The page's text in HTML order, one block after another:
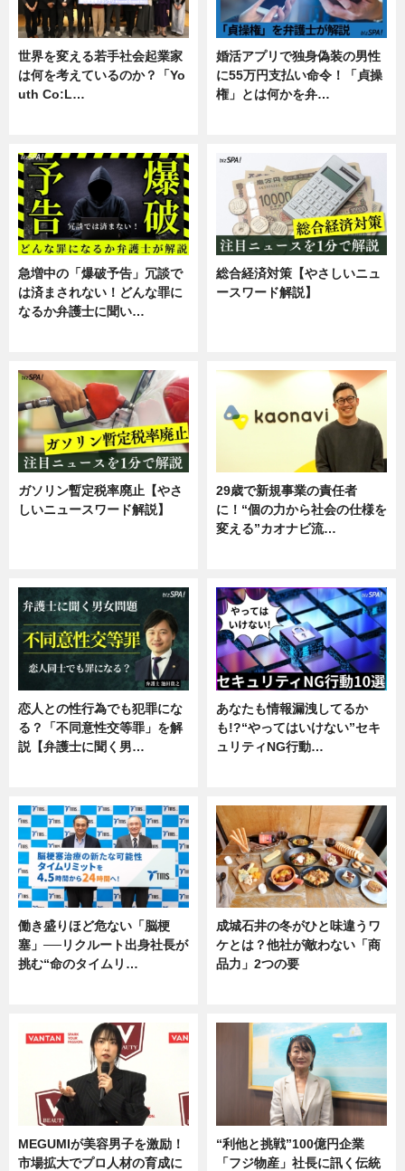
世界を変える若手社会起業家
は何を考えているのか？「Yo
uth Co:L…
婚活アプリで独身偽装の男性
に55万円支払い命令！「貞操
権」とは何かを弁…
急増中の「爆破予告」冗談で
は済まされない！どんな罪に
なるか弁護士に聞い…
総合経済対策【やさしいニュ
ースワード解説】
ガソリン暫定税率廃止【やさ
しいニュースワード解説】
29歳で新規事業の責任者
に！“個の力から社会の仕様を
変える”カオナビ流…
恋人との性行為でも犯罪にな
る？「不同意性交等罪」を解
説【弁護士に聞く男…
あなたも情報漏洩してるか
も!?“やってはいけない”セキ
ュリティNG行動…
働き盛りほど危ない「脳梗
塞」──リクルート出身社長が
挑む“命のタイムリ…
成城石井の冬がひと味違うワ
ケとは？他社が敵わない「商
品力」2つの要
MEGUMIが美容男子を激励！
市場拡大でプロ人材の育成に
“利他と挑戦”100億円企業
「フジ物産」社長に訊く伝統